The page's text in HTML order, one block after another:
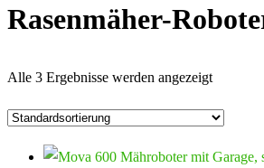
Rasenmäher-
Alle 3 Ergebnisse werden angezeigt